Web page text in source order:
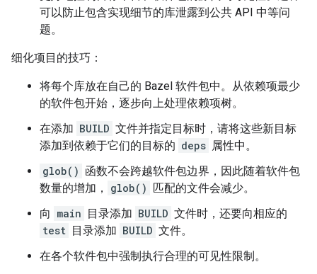
可以防止包含实现细节的库泄露到公共 API 中等问
题。
细化项目的技巧：
将每个库放在自己的 Bazel 软件包中。从依赖项最少
的软件包开始，逐步向上处理依赖项树。
在添加 BUILD 文件并指定目标时，请将这些新目标
添加到依赖于它们的目标的 deps 属性中。
glob() 函数不会跨越软件包边界，因此随着软件包
数量的增加，
glob() 匹配的文件会减少。
向 main 目录添加 BUILD 文件时，还要向相应的
test 目录添加 BUILD 文件。
在各个软件包中强制执行合理的可见性限制。